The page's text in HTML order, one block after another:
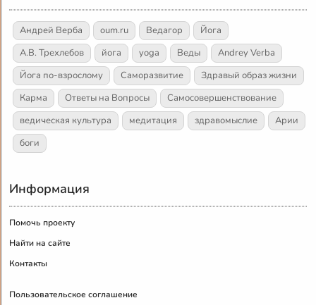
Андрей Верба oum.ru Ведагор
Йога
А.В. Трехлебов
йога yoga Веды
Andrey Verba
Йога по-взрослому
Саморазвитие
Здравый образ жизни
Карма
Ответы на Вопросы
Самосовершенствование
ведическая культура
медитация здравомыслие
Арии
боги
Информация
Помочь проекту
Найти на сайте
Контакты
Пользовательское соглашение